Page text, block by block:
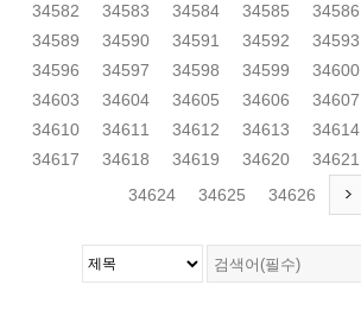
34582
34583 34584 34585 34586
34589
34590 34591 34592 34593
34596
34597 34598 34599 34600
34603
34604 34605 34606 34607
34610
34611 34612 34613 34614
34617
34618 34619 34620 34621
34624
34625 34626